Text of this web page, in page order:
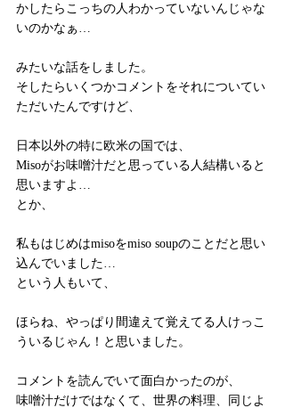
かしたらこっちの人わかっていないんじゃな
いのかなぁ…
みたいな話をしました。
そしたらいくつかコメントをそれについてい
ただいたんですけど、
日本以外の特に欧米の国では、
Misoがお味噌汁だと思っている人結構いると
思いますよ…
とか、
私もはじめはmisoをmiso soupのことだと思い
込んでいました…
という人もいて、
ほらね、やっぱり間違えて覚えてる人けっこ
ういるじゃん！と思いました。
コメントを読んでいて面白かったのが、
味噌汁だけではなくて、世界の料理、同じよ